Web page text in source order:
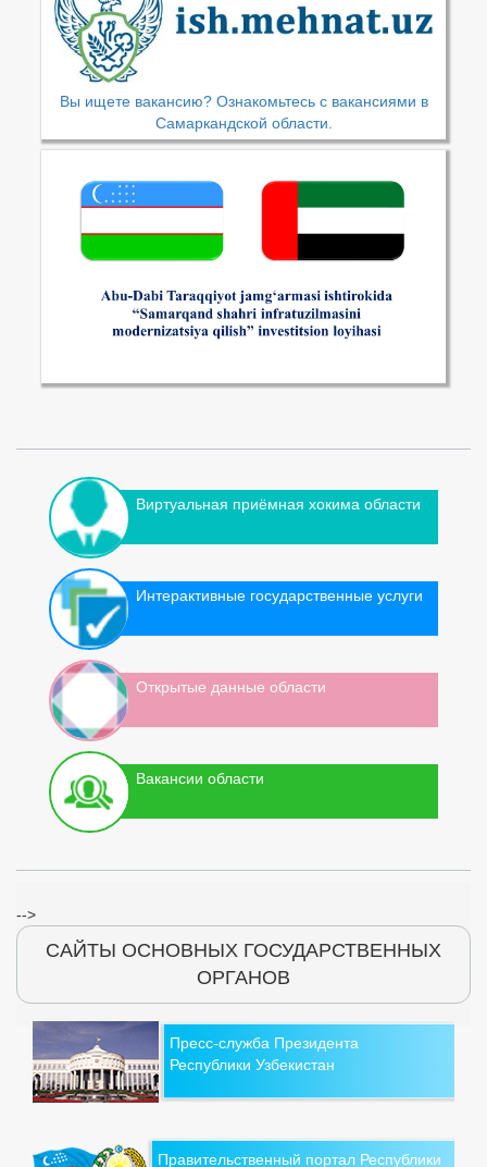
Вы ищете вакансию? Ознакомьтесь с вакансиями в
Самаркандской области.
Виртуальная приёмная хокима области
Интерактивные государственные услуги
Открытые данные области
Вакансии области
-->
САЙТЫ ОСНОВНЫХ ГОСУДАРСТВЕННЫХ
ОРГАНОВ
Пресс-служба Президента
Республики Узбекистан
Правительственный портал Республики